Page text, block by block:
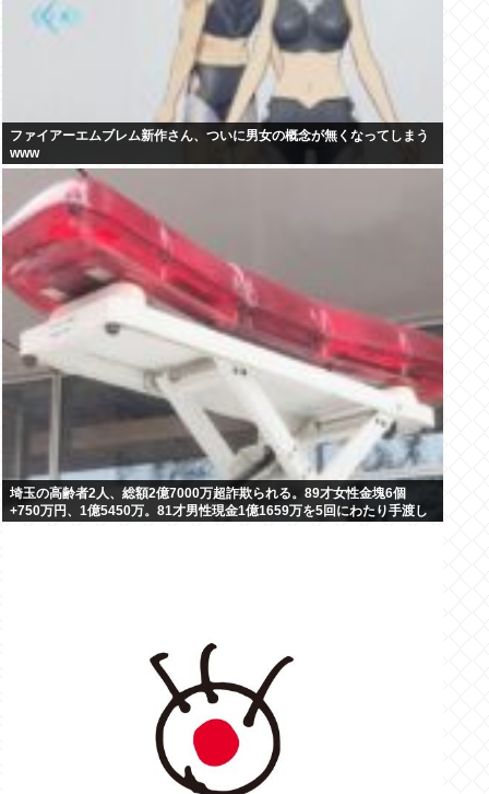
ファイアーエムブレム新作さん、ついに男女の概念が無くなってしまう
www
埼玉の高齢者2人、総額2億7000万超詐欺られる。89才女性金塊6個
+750万円、1億5450万。81才男性現金1億1659万を5回にわたり手渡し